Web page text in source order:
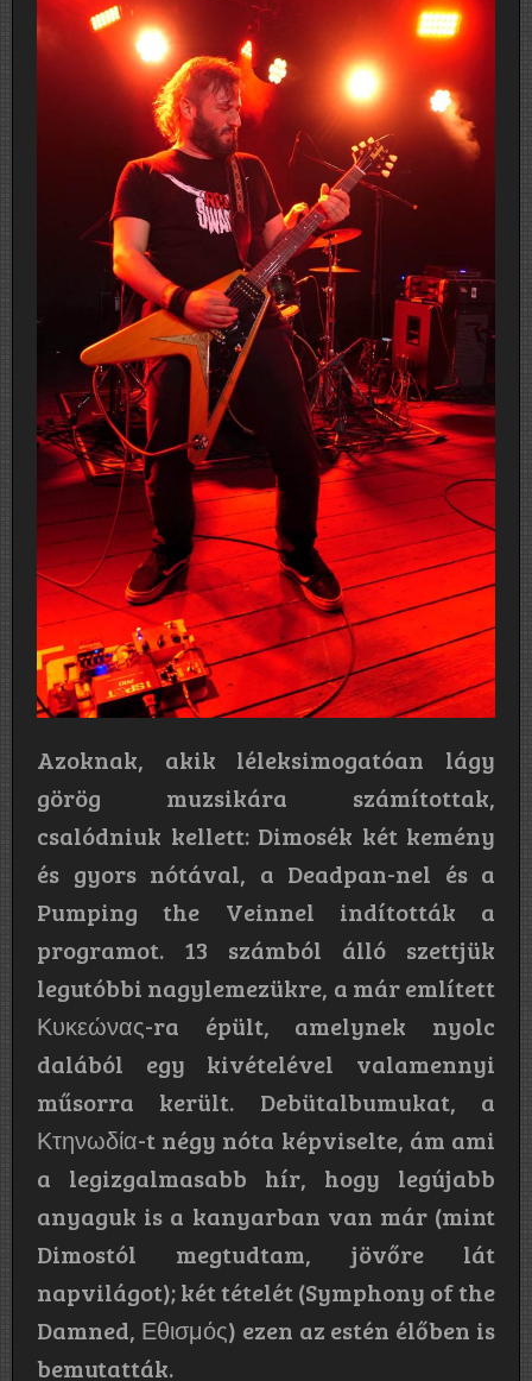
Azoknak, akik léleksimogatóan lágy
görög muzsikára számítottak,
csalódniuk kellett: Dimosék két kemény
és gyors nótával, a Deadpan-nel és a
Pumping the Veinnel indították a
programot. 13 számból álló szettjük
legutóbbi nagylemezükre, a már említett
Κ​υ​κ​ε​ώ​ν​α​ς-ra épült, amelynek nyolc
dalából egy kivételével valamennyi
műsorra került. Debütalbumukat, a
Κτηνωδία-t négy nóta képviselte, ám ami
a legizgalmasabb hír, hogy legújabb
anyaguk is a kanyarban van már (mint
Dimostól megtudtam, jövőre lát
napvilágot); két tételét (Symphony of the
Damned, Εθισμός) ezen az estén élőben is
bemutatták.